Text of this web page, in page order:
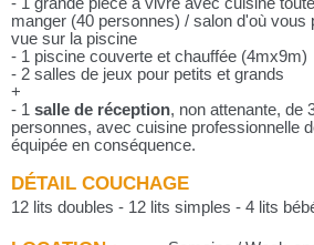
manger (40 personnes) / salon d'où vous
vue sur la piscine
- 1 piscine couverte et chauffée (4mx9m)
- 2 salles de jeux pour petits et grands
+
- 1 salle de réception, non attenante, de
personnes, avec cuisine professionnelle
équipée en conséquence.
DÉTAIL COUCHAGE
12 lits doubles - 12 lits simples - 4 lits